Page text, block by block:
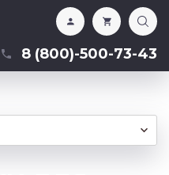
8 (800)-500-73-43